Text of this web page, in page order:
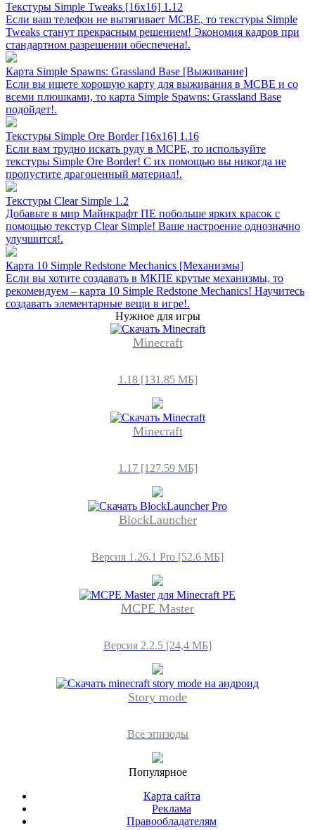
Текстуры Simple Tweaks [16х16] 1.12
Если ваш телефон не вытягивает МСВЕ, то текстуры Simple
Tweaks станут прекрасным решением! Экономия кадров при
стандартном разрешении обеспечена!.
Карта Simple Spawns: Grassland Base [Выживание]
Если вы ищете хорошую карту для выживания в MCBE и со
всеми плюшками, то карта Simple Spawns: Grassland Base
подойдет!.
Текстуры Simple Ore Border [16х16] 1.16
Если вам трудно искать руду в MCPE, то используйте
текстуры Simple Ore Border! С их помощью вы никогда не
пропустите драгоценный материал!.
Текстуры Clear Simple 1.2
Добавьте в мир Майнкрафт ПЕ побольше ярких красок с
помощью текстур Clear Simple! Ваше настроение однозначно
улучшится!.
Карта 10 Simple Redstone Mechanics [Механизмы]
Если вы хотите создавать в МКПЕ крутые механизмы, то
рекомендуем – карта 10 Simple Redstone Mechanics! Научитесь
создавать элементарные вещи в игре!.
Нужное для игры
Minecraft
1.18 [131.85 МБ]
Minecraft
1.17 [127.59 МБ]
BlockLauncher
Версия 1.26.1 Pro [52.6 МБ]
MCPE Master
Версия 2.2.5 [24,4 МБ]
Story mode
Все эпизоды
Популярное
Карта сайта
Реклама
Правообладателям